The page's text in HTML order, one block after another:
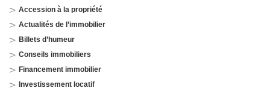
Accession à la propriété
Actualités de l’immobilier
Billets d’humeur
Conseils immobiliers
Financement immobilier
Investissement locatif